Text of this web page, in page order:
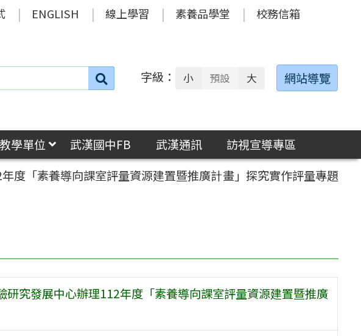
ENGLISH 線上學習 素養品學堂 校務信箱
搜
字級： 小 預設 大 網站導覽
教學單位 武漢國中FB 武漢通訊
訪視宣導專區
度「素養導向課室評量資源建置暨推廣計畫」探究實作評量專題
研究發展中心辦理112年度「素養導向課室評量資源建置暨推廣